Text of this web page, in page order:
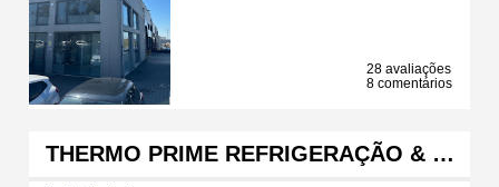
28 avaliações
8 comentários
THERMO PRIME REFRIGERAÇÃO & …